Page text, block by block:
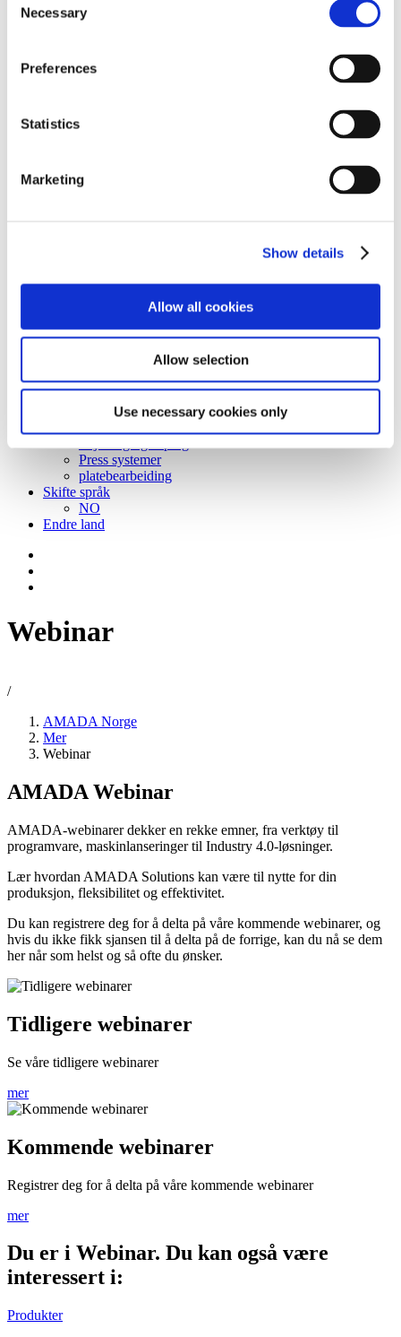
Selection
Necessary
Preferences
Statistics
Marketing
Show details
Allow all cookies
Allow selection
Use necessary cookies only
Arrangement / Utstilling
Precision Sheet Metal Technology Fair
Kontakt
Gruppeinndelinger
Press systemer
platebearbeiding
Skifte språk
NO
Endre land
Webinar
/
AMADA Norge
Mer
Webinar
AMADA Webinar
AMADA-webinarer dekker en rekke emner, fra verktøy til
programvare, maskinlanseringer til Industry 4.0-løsninger.
Lær hvordan AMADA Solutions kan være til nytte for din
produksjon, fleksibilitet og effektivitet.
Du kan registrere deg for å delta på våre kommende webinarer, og
hvis du ikke fikk sjansen til å delta på de forrige, kan du nå se dem
her når som helst og så ofte du ønsker.
Tidligere webinarer
Se våre tidligere webinarer
mer
Kommende webinarer
Registrer deg for å delta på våre kommende webinarer
mer
Du er i Webinar. Du kan også være
interessert i:
Produkter